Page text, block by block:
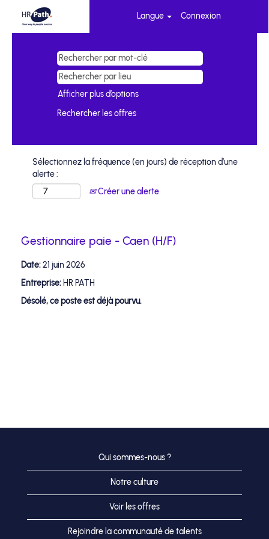
Langue Connexion
Afficher plus d’options
Sélectionnez la fréquence (en jours) de réception d’une
alerte :
Créer une alerte
Gestionnaire paie - Caen (H/F)
Date:21 juin 2026
Entreprise: HR PATH
Désolé, ce poste est déjà pourvu.
Qui sommes-nous ?
Notre culture
Voir les offres
Rejoindre la communauté de talents